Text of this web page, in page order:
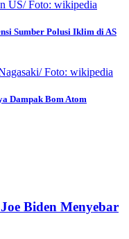
Sumber Polusi Iklim di AS
Dampak Bom Atom
Biden Menyebar